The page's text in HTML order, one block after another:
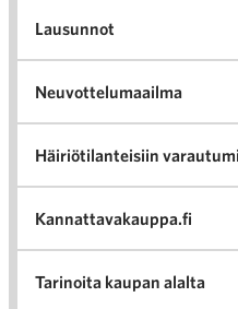
Lausunnot
Neuvottelumaailma
Häiriötilanteisiin
Kannattavakauppa.fi
Tarinoita kaupan alalta